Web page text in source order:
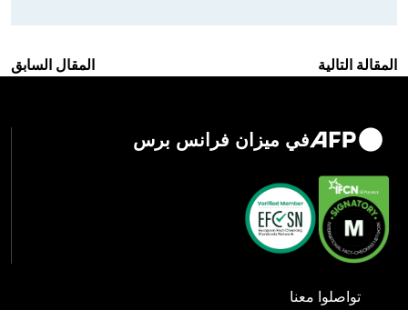
المقالة التالية المقال السابق
في ميزان فرانس برس
تواصلوا معنا